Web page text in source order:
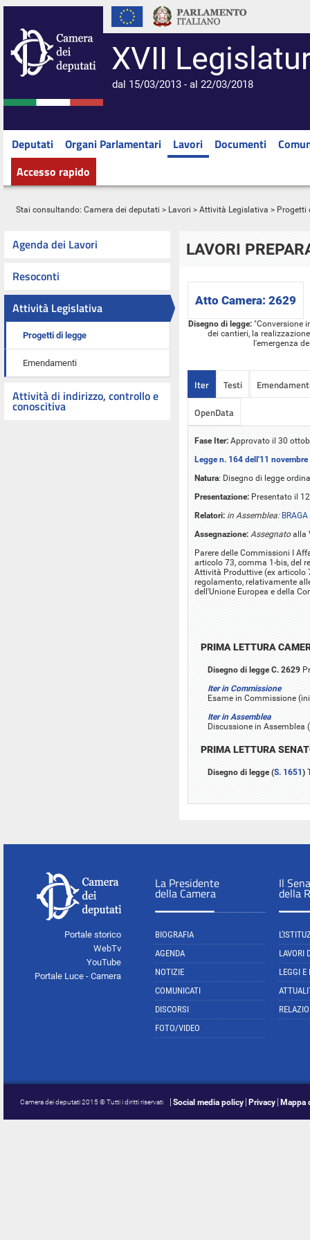
XVII
dal 15/03/2013 - al 22/03/2018
Deputati Organi Parlamentari Lavori Documenti
Accesso rapido
Stai consultando: Camera dei deputati > Lavori > Attività Legislativa > Progetti
Agenda dei Lavori
Resoconti
Attività Legislativa
Progetti di legge
Emendamenti
Attività di indirizzo, controllo e
conoscitiva
LAVORI
Atto Camera: 2629
Disegno di legge:"Conversione
dei cantieri, la
l'emergenza
Iter Testi
OpenData
Fase Iter: Approvato il 30
Legge n. 164 dell'11
Natura: Disegno di legge
Presentazione: Presentato il
Relatori: in Assemblea:
Assegnazione: Assegnatoalla
Parere delle Commissioni I
articolo 73, comma 1-bis, del
Attività Produttive (ex articolo
regolamento, relativamente
dell'Unione Europea e della
PRIMA LETTURA
Disegno di legge C. 2629
Iter in Commissione
Esame in Commissione
Iter in Assemblea
Discussione in
PRIMA LETTURA
Disegno di legge (S. 1651)
Portale storico
WebTv
YouTube
Portale Luce - Camera
La Presidente
della Camera
BIOGRAFIA
AGENDA
NOTIZIE
COMUNICATI
DISCORSI
FOTO/VIDEO
Il
della
LAVORI
LEGGI E
Camera dei deputati 2015 © Tutti i diritti riservati Social media policy Privacy Mappa